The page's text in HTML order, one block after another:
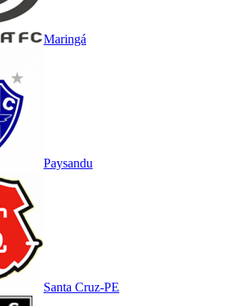
Maringá
Paysandu
Santa Cruz-PE